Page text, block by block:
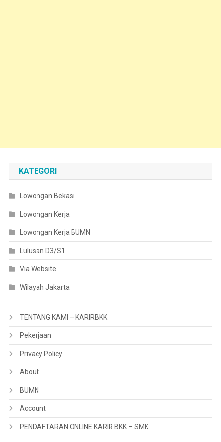
KATEGORI
Lowongan Bekasi
Lowongan Kerja
Lowongan Kerja BUMN
Lulusan D3/S1
Via Website
Wilayah Jakarta
TENTANG KAMI – KARIRBKK
Pekerjaan
Privacy Policy
About
BUMN
Account
PENDAFTARAN ONLINE KARIR BKK – SMK